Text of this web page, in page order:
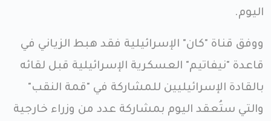
اليوم.
ووفق قناة "كان" الإسرائيلية فقد هبط الزياني في
قاعدة "نيفاتيم" العسكرية الإسرائيلية قبل لقائه
بالقادة الإسرائيليين للمشاركة في "قمة النقب"
والتي ستُعقد اليوم بمشاركة عدد من وزراء خارجية